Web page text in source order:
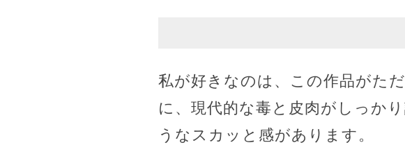
私が好きなのは、この作品がた
に、現代的な毒と皮肉がしっか
うなスカッと感があります。